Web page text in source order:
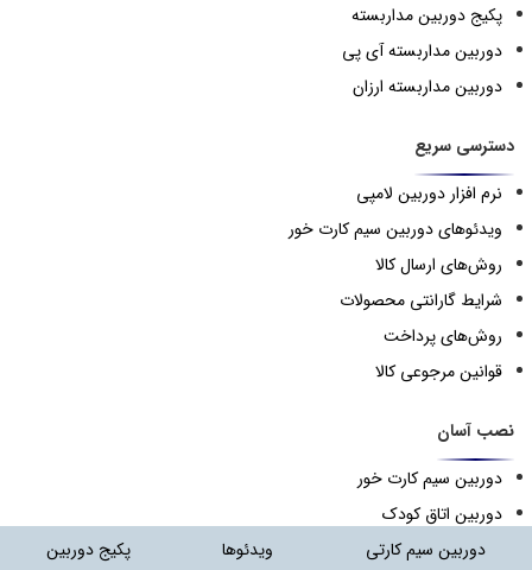
پکیج دوربین مداربسته
دوربین مداربسته آی پی
دوربین مداربسته ارزان
دسترسی سریع
نرم افزار دوربین لامپی
ویدئوهای دوربین سیم کارت خور
روش‌های ارسال کالا
شرایط گارانتی محصولات
روش‌های پرداخت
قوانین مرجوعی کالا
نصب آسان
دوربین سیم کارت خور
دوربین اتاق کودک
دوربین لامپی
دوربین سیم کارتی ویدئوها پکیج دوربین